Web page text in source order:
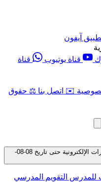
آيفون
قناة يوتيوب
قناة
✉️ اتصل بنا ⚖️ حقوق
جميع الملفات المتوفرة في قسم الاختبارات الإلكترونية حتى تاريخ 08-08-
للمدرس التقويم المدرسي